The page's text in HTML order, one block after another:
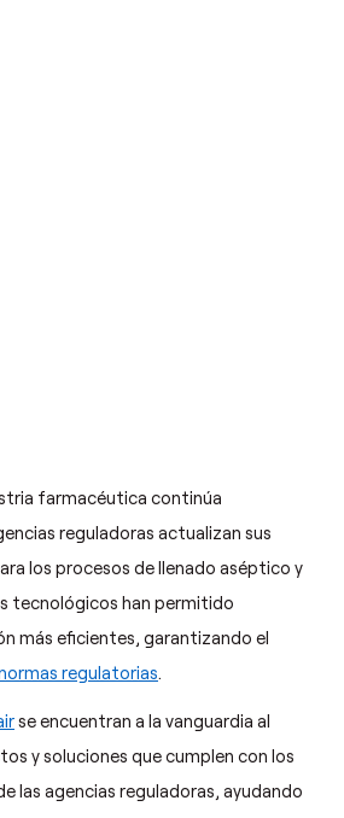
farmacéutica continúa
reguladoras actualizan sus
los procesos de llenado aséptico y
tecnológicos han permitido
más eficientes, garantizando el
regulatorias.
se encuentran a la vanguardia al
y soluciones que cumplen con los
las agencias reguladoras, ayudando